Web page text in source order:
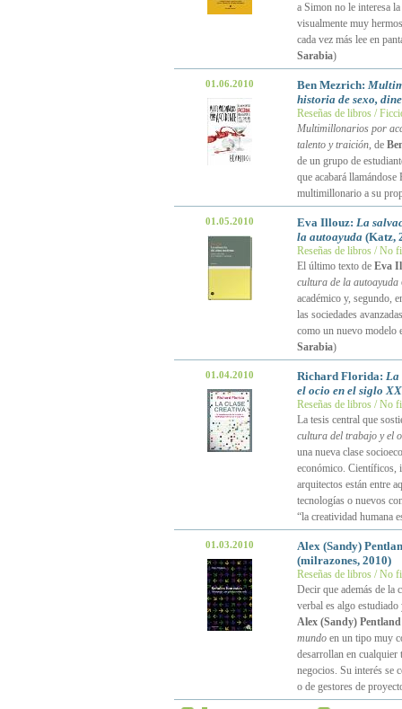
a Simon no le interesa
visualmente muy
cada vez más lee en
Sarabia)
01.06.2010 Ben Mezrich:
historia de sexo,
Reseñas de libros /
Multimillonarios por
talento y traición, de
de un grupo de
que acabará
multimillonario a su
01.05.2010 Eva Illouz: La
la autoayuda (Katz,
Reseñas de libros / No
El último texto de Eva
cultura de la autoayuda
académico y, segundo,
las sociedades
como un nuevo modelo
Sarabia)
01.04.2010 Richard Florida: La
el ocio en el siglo
Reseñas de libros / No
La tesis central que
cultura del trabajo y el
una nueva clase
económico. Científicos,
arquitectos están entre
tecnologías o nuevos
“la creatividad humana
01.03.2010
Alex (Sandy)
(milrazones, 2010)
Reseñas de libros / No
Decir que además de la
verbal es algo
Alex (Sandy) Pentland
mundoen un tipo muy
desarrollan en
negocios. Su interés se
o de gestores de